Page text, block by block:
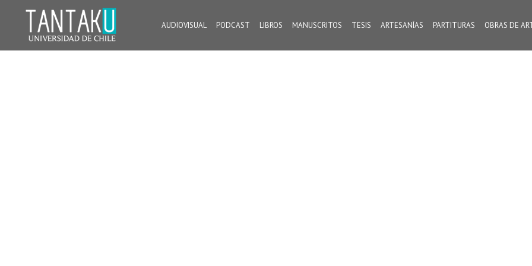
content
AUDIOVISUAL PODCAST LIBROS MANUSCRITOS TESIS ARTESANÍAS PARTITURAS OBRAS DE